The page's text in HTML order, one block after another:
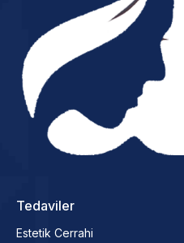
Tedaviler
Estetik Cerrahi